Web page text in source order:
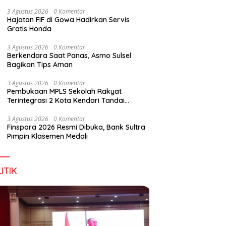
Kuliner Sultra Maimo
Layanan Imigrasi Terintegrasi
3 Agustus 2026 0 Komentar
Hajatan FIF di Gowa Hadirkan Servis
Gratis Honda
3 Agustus 2026 0 Komentar
Berkendara Saat Panas, Asmo Sulsel
Bagikan Tips Aman
3 Agustus 2026 0 Komentar
Pembukaan MPLS Sekolah Rakyat
Terintegrasi 2 Kota Kendari Tandai
3 Agustus 2026 0 Komentar
Finspora 2026 Resmi Dibuka, Bank Sultra
Pimpin Klasemen Medali